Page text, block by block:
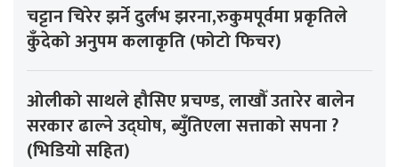
चट्टान चिरेर झर्ने दुर्लभ झरना,रुकुमपूर्वमा प्रकृतिले
कुँदेको अनुपम कलाकृति (फोटो फिचर)
ओलीको साथले हौसिए प्रचण्ड, लाखौँ उतारेर बालेन
सरकार ढाल्ने उद्घोष, ब्युँतिएला सत्ताको सपना ?
(भिडियो सहित)